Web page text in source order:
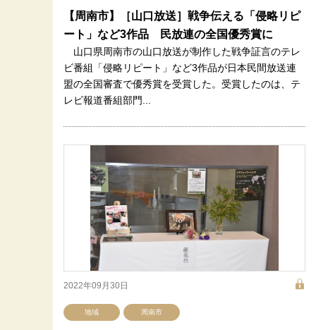
【周南市】［山口放送］戦争伝える「侵略リピ
ート」など3作品 民放連の全国優秀賞に
山口県周南市の山口放送が制作した戦争証言のテレ
ビ番組「侵略リピート」など3作品が日本民間放送連
盟の全国審査で優秀賞を受賞した。受賞したのは、テ
レビ報道番組部門...
2022年09月30日
地域 周南市